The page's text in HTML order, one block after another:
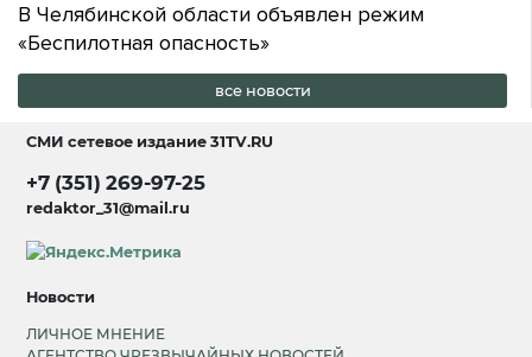
В Челябинской области объявлен режим
«Беспилотная опасность»
все новости
СМИ сетевое издание31TV.RU
+7 (351) 269-97-25
redaktor_31@mail.ru
Новости
ЛИЧНОЕ МНЕНИЕ